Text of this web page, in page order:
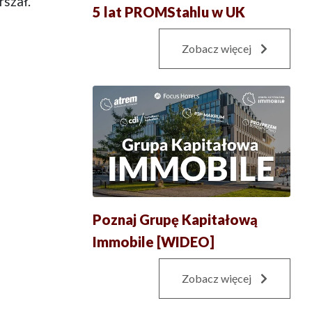
5 lat PROMStahlu w UK
Zobacz więcej
Poznaj Grupę Kapitałową
Immobile [WIDEO]
Zobacz więcej